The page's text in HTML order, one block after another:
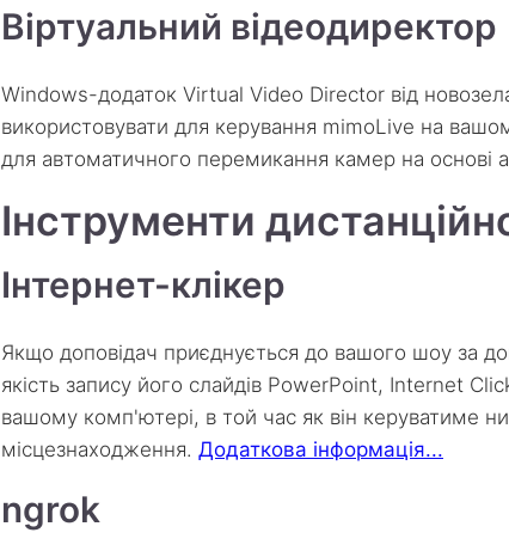
Віртуальний відеодиректор
Windows-додаток Virtual Video Director від
використовувати для керування mimoLive на
для автоматичного перемикання камер на основі
Інструменти
Інтернет-клікер
Якщо доповідач приєднується до вашого шоу за
якість запису його слайдів PowerPoint, Internet
вашому комп'ютері, в той час як він керуватиме
місцезнаходження. Додаткова інформація...
ngrok